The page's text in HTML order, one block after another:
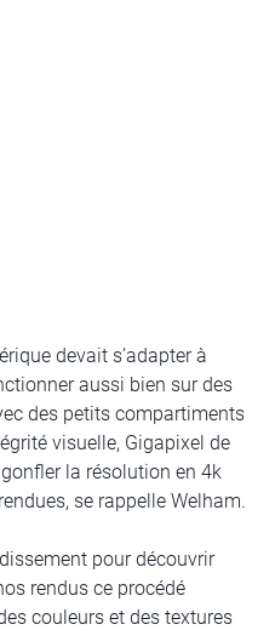
devait s’adapter à
aussi bien sur des
des petits compartiments
visuelle, Gigapixel de
la résolution en 4k
se rappelle Welham.
pour découvrir
rendus ce procédé
couleurs et des textures